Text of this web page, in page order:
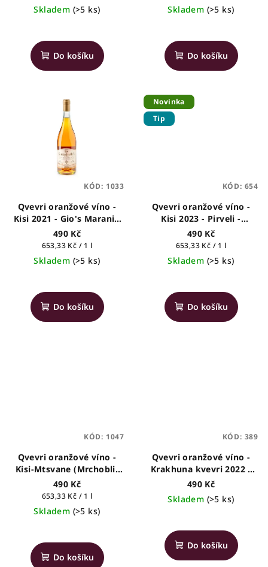
cena:
Skladem (>5 ks)
hodnocení
produktu
5
hvězdiček.
Do košíku
cena:
Skladem (>5 ks)
Do košíku
Qvevri oranžové víno -
Kisi 2021 - Gio's Marani -
gruzínské víno, 0,75l
490 Kč
Měrná
cena:
653,33 Kč / 1 l
Skladem (>5 ks)
hodnocení
produktu
Do košíku
KÓD: 1033
Novinka
Tip
Qvevri oranžové víno -
Kisi 2023 - Pirveli -
gruzínské víno, 0,75l
490 Kč
Měrná
cena:
653,33 Kč / 1 l
Skladem (>5 ks)
Do košíku
KÓD: 654
Qvevri oranžové víno -
Kisi-Mtsvane (Mrchobli)
2019 - Utskinari -
gruzínské víno, 0,75l
490 Kč
Měrná
cena:
653,33 Kč / 1 l
Skladem (>5 ks)
Do košíku
KÓD: 1047
Qvevri oranžové víno -
Krakhuna kvevri 2022 -
Solomone
490 Kč
Skladem (>5 ks)
Do košíku
KÓD: 389